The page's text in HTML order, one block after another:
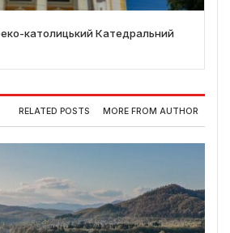
католицький Катедральний
RELATED POSTS MORE FROM AUTHOR